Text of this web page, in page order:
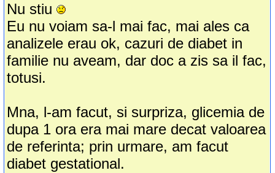
Nu stiu
Eu nu voiam sa-l mai fac, mai ales ca
analizele erau ok, cazuri de diabet in
familie nu aveam, dar doc a zis sa il fac,
totusi.
Mna, l-am facut, si surpriza, glicemia de
dupa 1 ora era mai mare decat valoarea
de referinta; prin urmare, am facut
diabet gestational.